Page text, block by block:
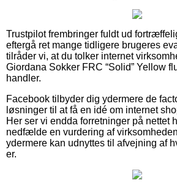
Trustpilot frembringer fuldt ud
eftergå ret mange tidligere brugeres
tilråder vi, at du tolker internet
Giordana Sokker FRC “Solid” Yellow
handler.
Facebook tilbyder dig ydermere de
løsninger til at få en idé om internet
Her ser vi endda forretninger på nettet
nedfælde en vurdering af
ydermere kan udnyttes til afvejning af
er.